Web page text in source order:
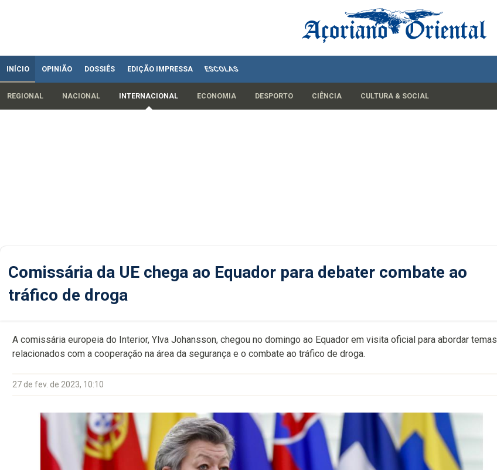
INÍCIO OPINIÃO DOSSIÊS EDIÇÃO IMPRESSA ESCOLAS
REGIONAL NACIONAL INTERNACIONAL ECONOMIA DESPORTO CIÊNCIA CULTURA & SOCIAL
Comissária da UE chega ao Equador para debater combate ao
tráfico de droga
A comissária europeia do Interior, Ylva Johansson, chegou no domingo ao Equador em visita oficial para abordar temas
relacionados com a cooperação na área da segurança e o combate ao tráfico de droga.
27 de fev. de 2023, 10:10